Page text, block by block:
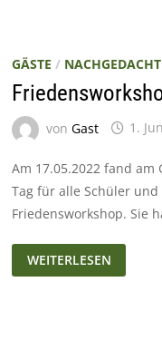
GÄSTE / NACHGEDACHT
von Gast 1.
Am 17.05.2022 fand am
Tag für alle Schüler
Friedensworkshop. Sie
FRIEDENSWORKSHOP
WEITERLESEN